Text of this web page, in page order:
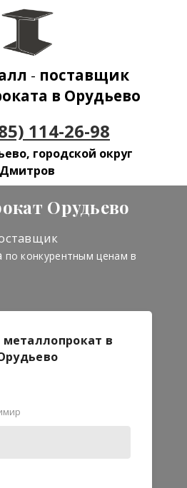
- поставщик
в Орудьево
114-26-98
городской округ
Дмитров
Орудьево
по конкурентным ценам в
металлопрокат в